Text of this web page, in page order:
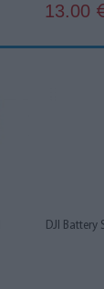
13.00
DJI Battery